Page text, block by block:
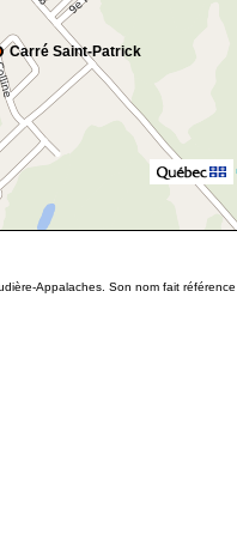
Carré Saint-Patrick
Appalaches. Son nom fait